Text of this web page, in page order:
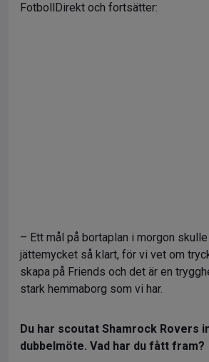
FotbollDirekt och fortsätter:
– Ett mål på bortaplan i morgon
jättemycket så klart, för vi vet om
skapa på Friends och det är en
stark hemmaborg som vi har.
Du har scoutat Shamrock Rovers
dubbelmöte. Vad har du fått fram?